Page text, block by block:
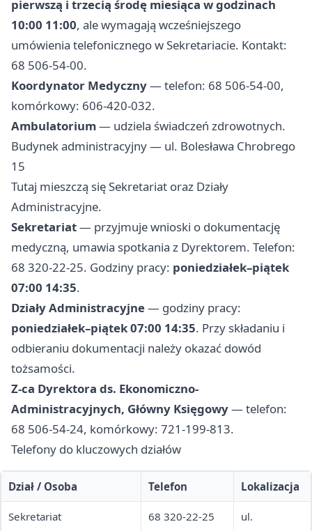
pierwszą i trzecią środę miesiąca w godzinach
10:00 11:00, ale wymagają wcześniejszego
umówienia telefonicznego w Sekretariacie. Kontakt:
68 506-54-00.
Koordynator Medyczny— telefon: 68 506-54-00,
komórkowy: 606-420-032.
Ambulatorium— udziela świadczeń zdrowotnych.
Budynek administracyjny — ul. Bolesława Chrobrego
15
Tutaj mieszczą się Sekretariat oraz Działy
Administracyjne.
Sekretariat— przyjmuje wnioski o dokumentację
medyczną, umawia spotkania z Dyrektorem. Telefon:
68 320-22-25. Godziny pracy: poniedziałek–piątek
07:00 14:35.
Działy Administracyjne— godziny pracy:
poniedziałek–piątek 07:00 14:35. Przy składaniu i
odbieraniu dokumentacji należy okazać dowód
tożsamości.
Z-ca Dyrektora ds. Ekonomiczno-
Administracyjnych, Główny Księgowy— telefon:
68 506-54-24, komórkowy: 721-199-813.
Telefony do kluczowych działów
Dział / Osoba Telefon Lokalizacja
Sekretariat 68 320-22-25
ul.